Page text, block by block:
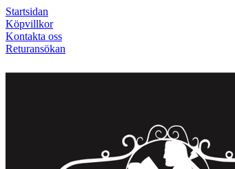
Startsidan
Köpvillkor
Kontakta oss
Returansökan